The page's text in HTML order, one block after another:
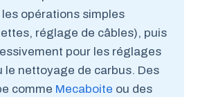
opérations simples
réglage de câbles), puis
pour les réglages
le nettoyage de carbus. Des
comme Mecaboite ou des